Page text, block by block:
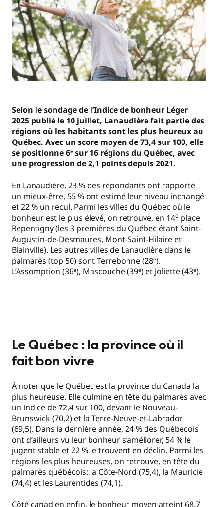
Selon le sondage de l’Indice de bonheur Léger
2025 publié le 10 juillet, Lanaudière fait partie des
régions où les habitants sont les plus heureux au
Québec. Avec un score moyen de 73,4 sur 100, elle
se positionne 6ᵉ sur 16 régions du Québec, avec
une progression de 2,1 points depuis 2021.
En Lanaudière, 23 % des répondants ont rapporté
un mieux-être, 55 % ont estimé leur niveau inchangé
et 22 % un recul. Parmi les villes du Québec où le
bonheur est le plus élevé, on retrouve, en 14e place
Repentigny (les 3 premières du Québec étant Saint-
Augustin-de-Desmaures, Mont-Saint-Hilaire et
Blainville). Les autres villes de Lanaudière dans le
palmarès (top 50) sont Terrebonne (28ᵉ),
L’Assomption (36ᵉ), Mascouche (39ᵉ) et Joliette (43ᵉ).
Le Québec : la province où il
fait bon vivre
À noter que le Québec est la province du Canada la
plus heureuse. Elle culmine en tête du palmarès avec
un indice de 72,4 sur 100, devant le Nouveau-
Brunswick (70,2) et la Terre-Neuve-et-Labrador
(69,5). Dans la dernière année, 24 % des Québécois
ont d’ailleurs vu leur bonheur s’améliorer, 54 % le
jugent stable et 22 % le trouvent en déclin. Parmi les
régions les plus heureuses, on retrouve, en tête du
palmarès québécois: la Côte-Nord (75,4), la Mauricie
(74,4) et les Laurentides (74,1).
Côté canadien enfin, le bonheur moyen atteint 68,7